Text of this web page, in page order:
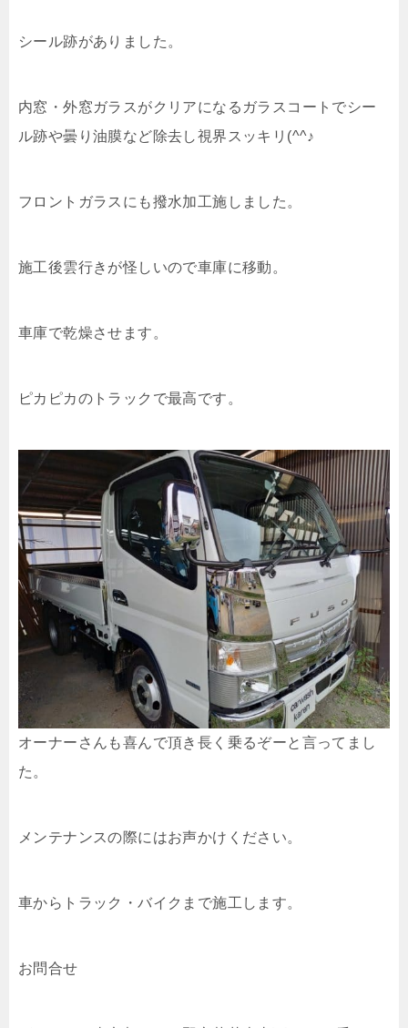
シール跡がありました。
内窓・外窓ガラスがクリアになるガラスコートでシー
ル跡や曇り油膜など除去し視界スッキリ(^^♪
フロントガラスにも撥水加工施しました。
施工後雲行きが怪しいので車庫に移動。
車庫で乾燥させます。
ピカピカのトラックで最高です。
オーナーさんも喜んで頂き長く乗るぞーと言ってまし
た。
メンテナンスの際にはお声かけください。
車からトラック・バイクまで施工します。
お問合せ